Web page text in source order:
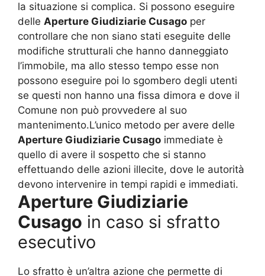
la situazione si complica. Si possono eseguire
delle Aperture Giudiziarie Cusago per
controllare che non siano stati eseguite delle
modifiche strutturali che hanno danneggiato
l’immobile, ma allo stesso tempo esse non
possono eseguire poi lo sgombero degli utenti
se questi non hanno una fissa dimora e dove il
Comune non può provvedere al suo
mantenimento.L’unico metodo per avere delle
Aperture Giudiziarie Cusago immediate è
quello di avere il sospetto che si stanno
effettuando delle azioni illecite, dove le autorità
devono intervenire in tempi rapidi e immediati.
Aperture Giudiziarie
Cusago in caso si sfratto
esecutivo
Lo sfratto è un’altra azione che permette di